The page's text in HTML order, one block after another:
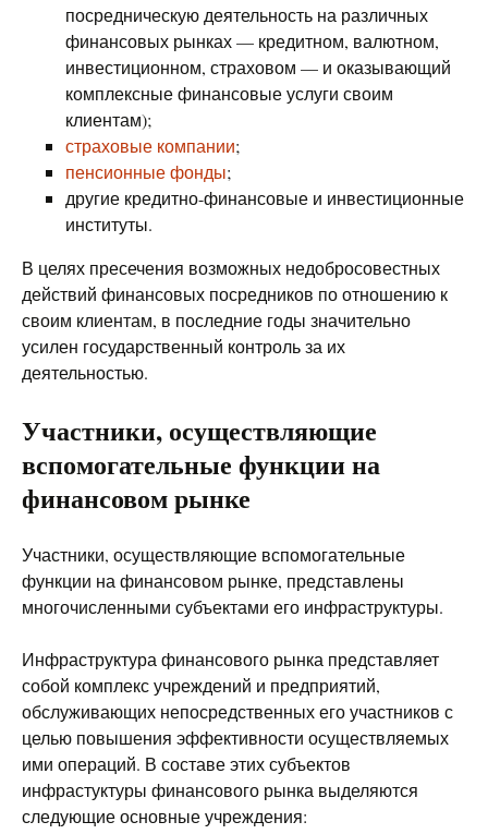
посредническую деятельность на различных
финансовых рынках — кредитном, валютном,
инвестиционном, страховом — и оказывающий
комплексные финансовые услуги своим
клиентам);
страховые компании;
пенсионные фонды;
другие кредитно-финансовые и инвестиционные
институты.
В целях пресечения возможных недобросовестных
действий финансовых посредников по отношению к
своим клиентам, в последние годы значительно
усилен государственный контроль за их
деятельностью.
Участники, осуществляющие
вспомогательные функции на
финансовом рынке
Участники, осуществляющие вспомогательные
функции на финансовом рынке, представлены
многочисленными субъектами его инфраструктуры.
Инфраструктура финансового рынка представляет
собой комплекс учреждений и предприятий,
обслуживающих непосредственных его участников с
целью повышения эффективности осуществляемых
ими операций. В составе этих субъектов
инфрастуктуры финансового рынка выделяются
следующие основные учреждения: